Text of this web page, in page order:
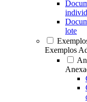
lote
Exemplos